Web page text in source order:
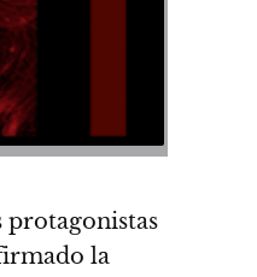
protagonistas
la